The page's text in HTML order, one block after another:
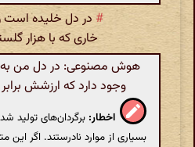
# در دل خلیده است
خاری که با هزار
هوش مصنوعی: در دل من به
وجود دارد که ارزشش
اخطار: برگردان‌های
بسیاری از موارد نادرستند. اگر